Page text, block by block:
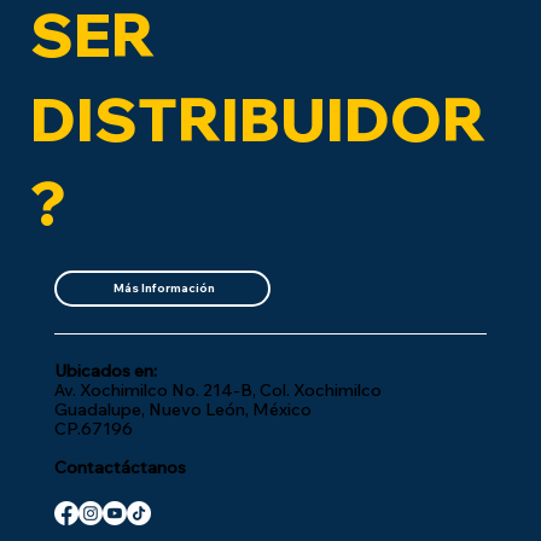
SER
DISTRIBUIDOR
?
Más Información
Ubicados en:
Av. Xochimilco No. 214-B, Col. Xochimilco
Guadalupe, Nuevo León, México
CP.67196
Contactáctanos